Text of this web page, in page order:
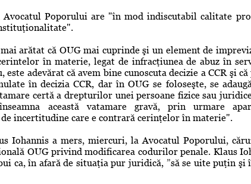
Avocatul Poporului are "în mod indiscutabil calitate
arătat că OUG mai cuprinde şi un element de
în materie, legat de infracţiunea de abuz în
este adevărat că avem bine cunoscuta decizie a CCR şi
în decizia CCR, dar în OUG se foloseşte, se
certă a drepturilor unei persoane fizice sau
această vatamare gravă, prin urmare
incertitudine care e contrară cerinţelor în materie".
Iohannis a mers, miercuri, la Avocatul Poporului,
OUG privind modificarea codurilor penale. Klaus
ca, în afară de situaţia pur juridică, ”să se uite puţin şi